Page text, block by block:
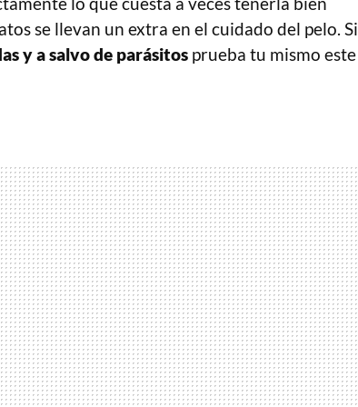
se llevan un extra en el cuidado del pelo. Si
y a salvo de parásitos prueba tu mismo este